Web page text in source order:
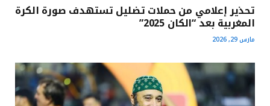
تحذير إعلامي من حملات تضليل تستهدف صورة الكرة
المغربية بعد “الكان 2025”
مارس 29, 2026